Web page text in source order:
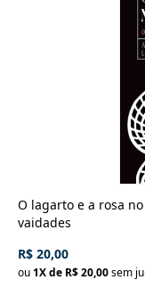
O lagarto e a rosa
vaidades
R$ 20,00
ou1X de R$ 20,00sem